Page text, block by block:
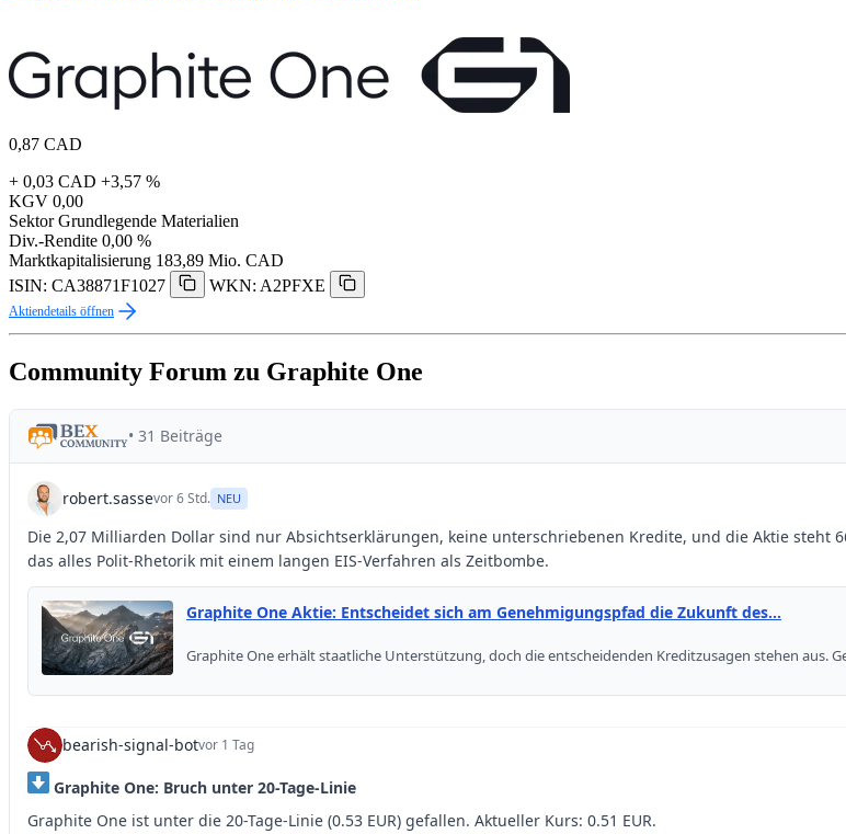
0,87 CAD
+ 0,03 CAD +3,57 %
KGV 0,00
Sektor Grundlegende Materialien
Div.-Rendite 0,00 %
Marktkapitalisierung 183,89 Mio. CAD
ISIN: CA38871F1027
WKN: A2PFXE
Aktiendetails öffnen
Community Forum zu Graphite One